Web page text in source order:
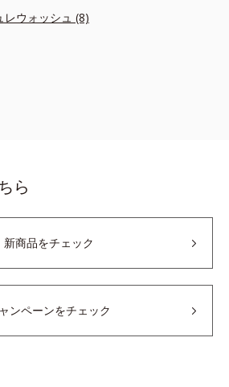
ウォッシュ (8)
ら
新商品をチェック
ンペーンをチェック